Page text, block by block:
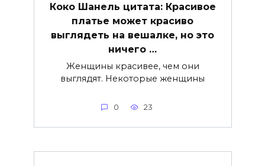
Коко Шанель цитата: Красивое
платье может красиво
выглядеть на вешалке, но это
ничего …
Женщины красивее, чем они
выглядят. Некоторые женщины
0 23